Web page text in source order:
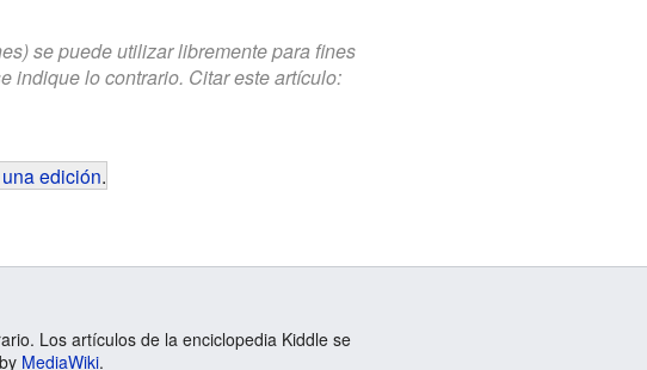
se puede utilizar libremente para fines
indique lo contrario. Citar este artículo:
edición.
Los artículos de la enciclopedia Kiddle se
MediaWiki.